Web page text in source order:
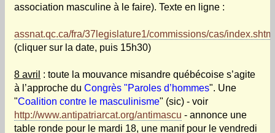
association masculine à le faire). Texte en ligne :
assnat.qc.ca/fra/37legislature1/commissions/cas/
(cliquer sur la date, puis 15h30)
8 avril : toute la mouvance misandre québécoise s’agite
à l’approche du Congrès "Paroles d’hommes". Une
"Coalition contre le masculinisme" (sic) - voir
http://www.antipatriarcat.org/antimascu - annonce une
table ronde pour le mardi 18, une manif pour le vendredi